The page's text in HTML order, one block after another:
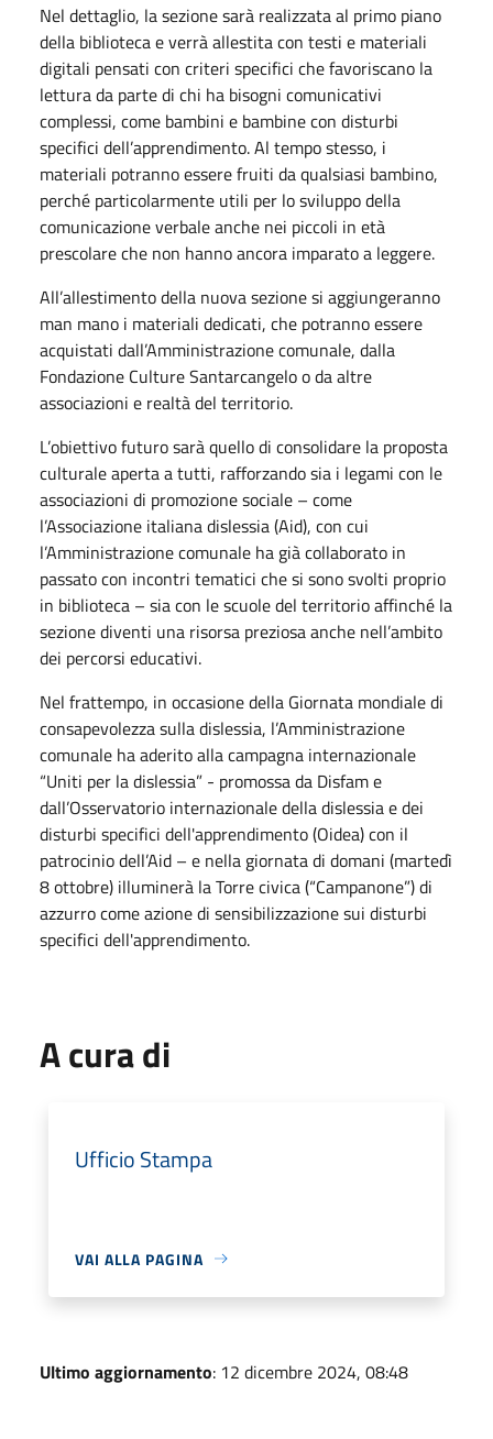
Nel dettaglio, la sezione sarà realizzata al primo piano
della biblioteca e verrà allestita con testi e materiali
digitali pensati con criteri specifici che favoriscano la
lettura da parte di chi ha bisogni comunicativi
complessi, come bambini e bambine con disturbi
specifici dell’apprendimento. Al tempo stesso, i
materiali potranno essere fruiti da qualsiasi bambino,
perché particolarmente utili per lo sviluppo della
comunicazione verbale anche nei piccoli in età
prescolare che non hanno ancora imparato a leggere.
All’allestimento della nuova sezione si aggiungeranno
man mano i materiali dedicati, che potranno essere
acquistati dall’Amministrazione comunale, dalla
Fondazione Culture Santarcangelo o da altre
associazioni e realtà del territorio.
L’obiettivo futuro sarà quello di consolidare la proposta
culturale aperta a tutti, rafforzando sia i legami con le
associazioni di promozione sociale – come
l’Associazione italiana dislessia (Aid), con cui
l’Amministrazione comunale ha già collaborato in
passato con incontri tematici che si sono svolti proprio
in biblioteca – sia con le scuole del territorio affinché la
sezione diventi una risorsa preziosa anche nell’ambito
dei percorsi educativi.
Nel frattempo, in occasione della Giornata mondiale di
consapevolezza sulla dislessia, l’Amministrazione
comunale ha aderito alla campagna internazionale
“Uniti per la dislessia” - promossa da Disfam e
dall’Osservatorio internazionale della dislessia e dei
disturbi specifici dell'apprendimento (Oidea) con il
patrocinio dell’Aid – e nella giornata di domani (martedì
8 ottobre) illuminerà la Torre civica (“Campanone”) di
azzurro come azione di sensibilizzazione sui disturbi
specifici dell'apprendimento.
A cura di
Ufficio Stampa
VAI ALLA PAGINA
Ultimo aggiornamento: 12 dicembre 2024, 08:48